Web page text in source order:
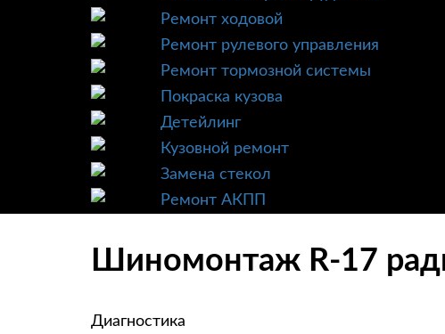
Ремонт ходовой
Ремонт рулевого управления
Ремонт тормозной системы
Покраска кузова
Детейлинг
Кузовной ремонт
Замена стекол
Ремонт АКПП
Шиномонтаж R-17
Диагностика